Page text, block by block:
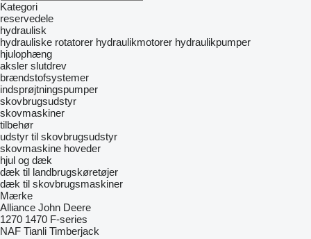
Kategori
reservedele
hydraulisk
hydrauliske rotatorer hydraulikmotorer hydraulikpumper
hjulophæng
aksler slutdrev
brændstofsystemer
indsprøjtningspumper
skovbrugsudstyr
skovmaskiner
tilbehør
udstyr til skovbrugsudstyr
skovmaskine hoveder
hjul og dæk
dæk til landbrugskøretøjer
dæk til skovbrugsmaskiner
Mærke
Alliance John Deere
1270 1470 F-series
NAF Tianli Timberjack